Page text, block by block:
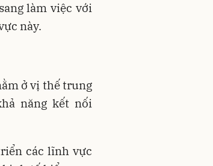
làm việc với
này.
ở vị thế trung
năng kết nối
các lĩnh vực